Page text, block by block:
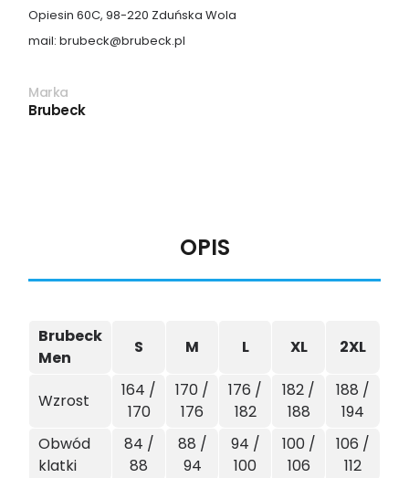
Opiesin 60C, 98-220 Zduńska Wola
mail: brubeck@brubeck.pl
Marka
Brubeck
OPIS
Brubeck
Men
S M L XL 2XL
Wzrost
164 /
170
170 /
176
176 /
182
182 /
188
188 /
194
Obwód
klatki
84 /
88
88 /
94
94 /
100
100 /
106
106 /
112